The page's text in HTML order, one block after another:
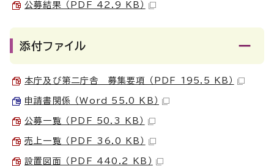
公募結果 （PDF 42.9 KB）
添付ファイル
本庁及び第二庁舎 募集要項 （PDF 195.5 KB）
申請書関係 （Word 55.0 KB）
公募一覧 （PDF 50.3 KB）
売上一覧 （PDF 36.0 KB）
設置図面 （PDF 440.2 KB）